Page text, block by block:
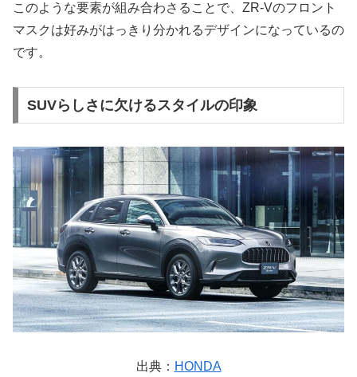
このような要素が組み合わさることで、ZR-Vのフロント
マスクは好みがはっきり分かれるデザインになっているの
です。
SUVらしさに欠けるスタイルの印象
出典： HONDA